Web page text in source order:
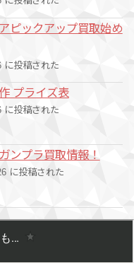
ピックアップ買取始め
に投稿された
プライズ表
に投稿された
ンプラ買取情報！
に投稿された